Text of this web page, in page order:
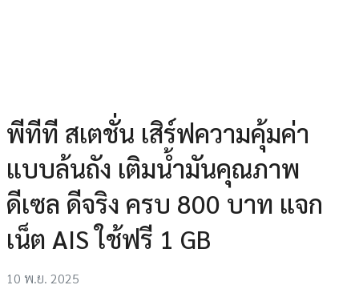
พีทีที สเตชั่น เสิร์ฟความคุ้มค่า
แบบล้นถัง เติมน้ำมันคุณภาพ
ดีเซล ดีจริง ครบ 800 บาท แจก
เน็ต​ AIS ใช้ฟรี 1 GB
10 พ.ย. 2025